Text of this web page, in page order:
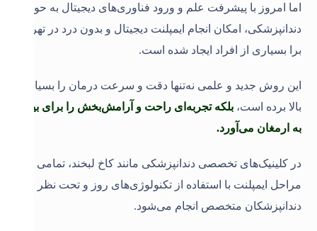
اما امروز با پیشرفت علم و ورود فناوری‌های دیجیتال به حوزه
دندانپزشکی، امکان انجام ایمپلنت دیجیتال و بدون درد در تهران
برا بسیاری از افراد ایجاد شده است.
این روش جدید و علمی نه‌تنها دقت و سرعت درمان را بسیار
بالا برده است،بلکه تجربه‌ای راحت و آرامش‌بخش را برای بیمار
به ارمغان می‌آورد.
در کلینیک‌های تخصصی دندانپزشکی مانند کاخ لبخند، تمامی
مراحل ایمپلنت با استفاده از تکنولوژی‌های روز و تحت نظر
دندانپزشکان متخصص انجام می‌شود.